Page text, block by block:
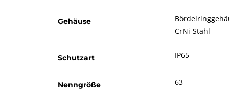
Gehäuse
CrNi-Stahl
Schutzart IP65
Nenngröße 63